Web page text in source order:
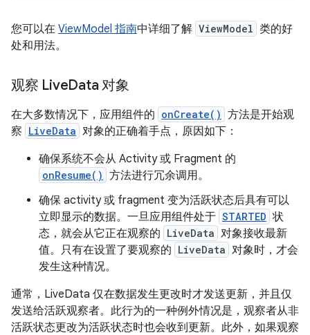
您可以在 ViewModel 指南中详细了解 ViewModel 类的好
处和用法。
观察 LiveData 对象
在大多数情况下，应用组件的 onCreate() 方法是开始观
察 LiveData 对象的正确着手点，原因如下：
确保系统不会从 Activity 或 Fragment 的
onResume() 方法进行冗余调用。
确保 activity 或 fragment 变为活跃状态后具有可以
立即显示的数据。一旦应用组件处于 STARTED 状
态，就会从它正在观察的 LiveData 对象接收最新
值。只有在设置了要观察的 LiveData 对象时，才会
发生这种情况。
通常，LiveData 仅在数据发生更改时才发送更新，并且仅
发送给活跃观察者。此行为的一种例外情况是，观察者从非
活跃状态更改为活跃状态时也会收到更新。此外，如果观察